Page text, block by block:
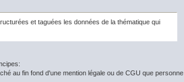
et taguées les données de la thématique qui
au fin fond d'une mention légale ou de CGU que personne